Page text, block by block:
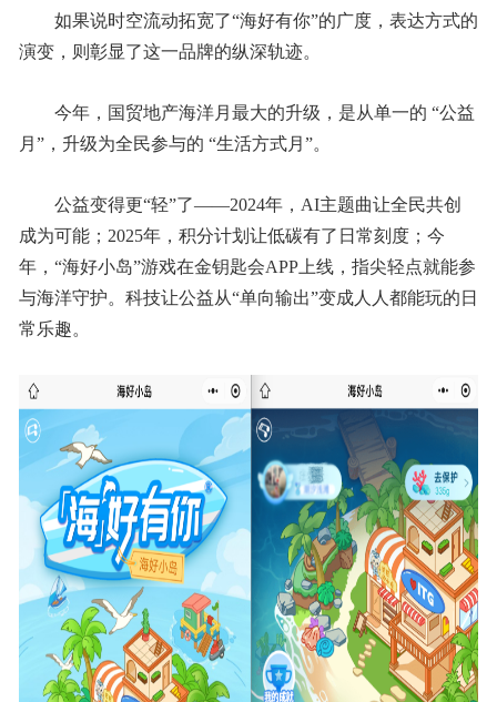
如果说时空流动拓宽了“海好有你”的广度，表达方式的
演变，则彰显了这一品牌的纵深轨迹。
今年，国贸地产海洋月最大的升级，是从单一的 “公益
月”，升级为全民参与的 “生活方式月”。
公益变得更“轻”了——2024年，AI主题曲让全民共创
成为可能；2025年，积分计划让低碳有了日常刻度；今
年，“海好小岛”游戏在金钥匙会APP上线，指尖轻点就能参
与海洋守护。科技让公益从“单向输出”变成人人都能玩的日
常乐趣。